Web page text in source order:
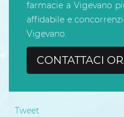
farmacie a Vigevano
affidabile e
Vigevano.
CONTATTACI
Tweet